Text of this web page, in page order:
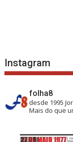
Instagram
folha8
desde 1995
Mais do que